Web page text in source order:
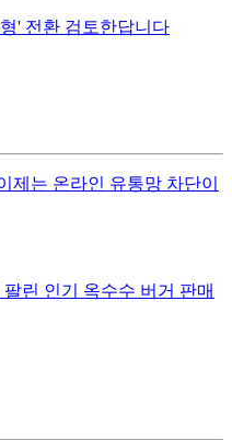
' 전환 검토한답니다
제는 온라인 유통망 차단이
린 인기 옥수수 버거 판매